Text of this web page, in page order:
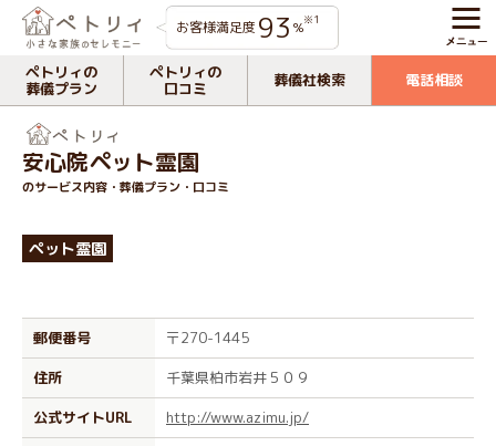
お客様満足度 93 %※1
ペトリィの
葬儀プラン
ペトリィの
口コミ
葬儀社検索 電話相談
安心院ペット霊園
のサービス内容・葬儀プラン・口コミ
ペット霊園
郵便番号
〒270-1445
住所
千葉県柏市岩井５０９
公式サイトURL
http://www.azimu.jp/